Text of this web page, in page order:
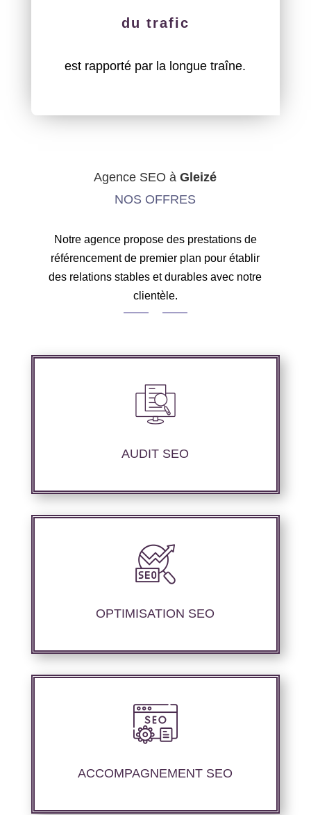
du trafic
est rapporté par la longue traîne.
Agence SEO àGleizé
NOS OFFRES
Notre agence propose des prestations de
référencement de premier plan pour établir
des relations stables et durables avec notre
clientèle.
AUDIT SEO
Audit complet de votre site web à travers les
mots clés pertinents, les principaux
OPTIMISATION SEO
Notre agence SEO propose des services
d’optimisation technique de site web,
les performances de référencement..
ACCOMPAGNEMENT SEO
Nous offrons un suivi et un rapport de
positionnement détaillé pour vous permettre